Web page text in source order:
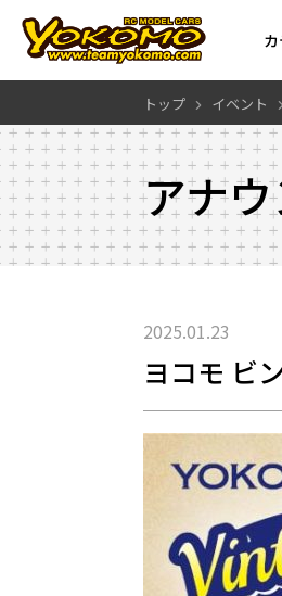
トップ イベント
アナ
2025.01.23
ヨコモ ビ